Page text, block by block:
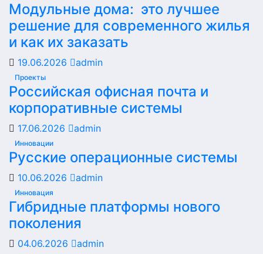
Модульные дома: это лучшее
решение для современного жилья
и как их заказать
19.06.2026 admin
Проекты
Российская офисная почта и
корпоративные системы
17.06.2026 admin
Инновации
Русские операционные системы
10.06.2026 admin
Инновация
Гибридные платформы нового
поколения
04.06.2026 admin